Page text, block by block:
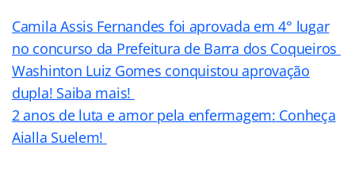
Camila Assis Fernandes foi aprovada em 4° lugar
no concurso da Prefeitura de Barra dos Coqueiros
Washinton Luiz Gomes conquistou aprovação
dupla! Saiba mais!
2 anos de luta e amor pela enfermagem: Conheça
Aialla Suelem!